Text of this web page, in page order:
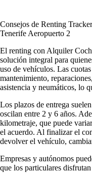
Consejos de Renting
Tenerife Aeropuerto 2
El renting con Alquiler
solución integral para
uso de vehículos. Las
mantenimiento,
asistencia y neumáticos, lo
Los plazos de entrega
oscilan entre 2 y 6 años.
kilometraje, que puede
el acuerdo. Al finalizar el
devolver el vehículo,
Empresas y autónomos
que los particulares